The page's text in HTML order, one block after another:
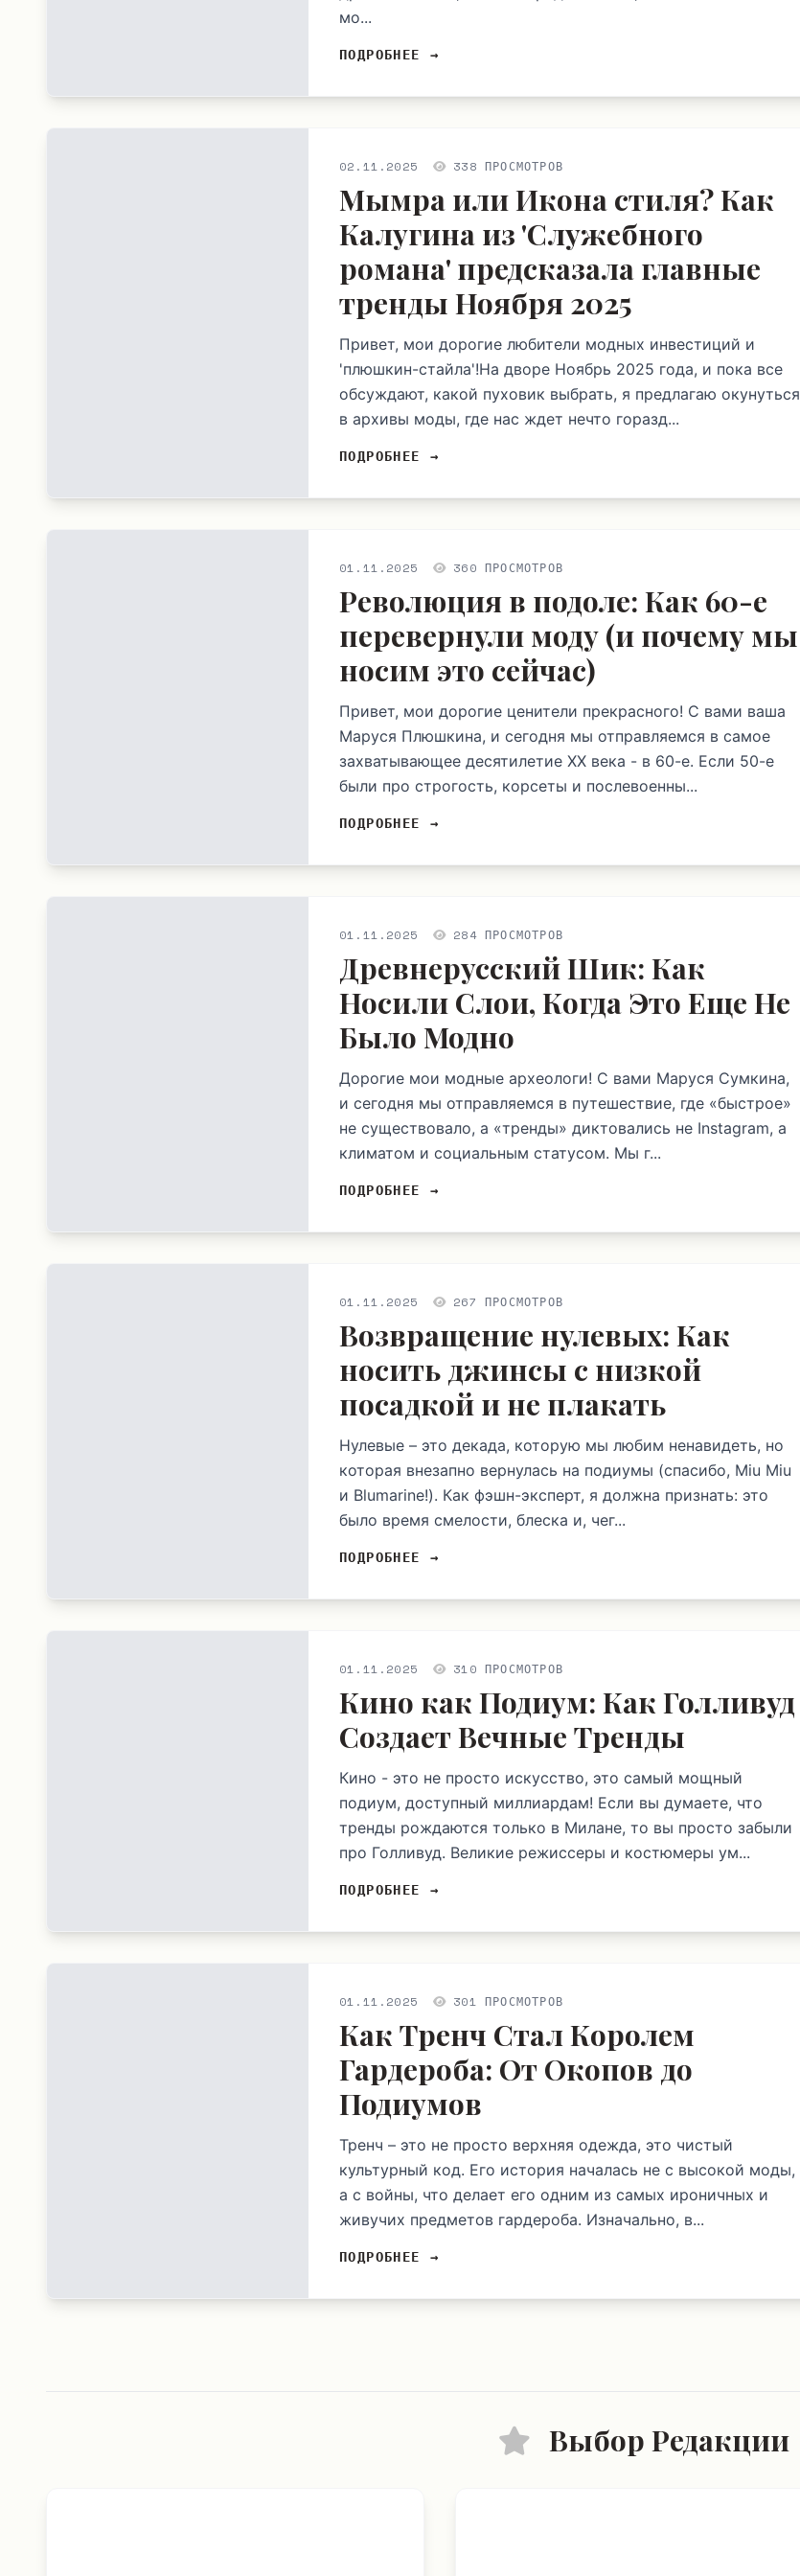
мо...
ПОДРОБНЕЕ →
02.11.2025 338 ПРОСМОТРОВ
Мымра или Икона стиля? Как
Калугина из 'Служебного
романа' предсказала главные
тренды Ноября 2025
Привет, мои дорогие любители модных инвестиций и
'плюшкин-стайла'!На дворе Ноябрь 2025 года, и пока все
обсуждают, какой пуховик выбрать, я предлагаю окунуться
в архивы моды, где нас ждет нечто горазд...
ПОДРОБНЕЕ →
01.11.2025 360 ПРОСМОТРОВ
Революция в подоле: Как 60-е
перевернули моду (и почему мы
носим это сейчас)
Привет, мои дорогие ценители прекрасного! С вами ваша
Маруся Плюшкина, и сегодня мы отправляемся в самое
захватывающее десятилетие XX века - в 60-е. Если 50-е
были про строгость, корсеты и послевоенны...
ПОДРОБНЕЕ →
01.11.2025 284 ПРОСМОТРОВ
Древнерусский Шик: Как
Носили Слои, Когда Это Еще Не
Было Модно
Дорогие мои модные археологи! С вами Маруся Сумкина,
и сегодня мы отправляемся в путешествие, где «быстрое»
не существовало, а «тренды» диктовались не Instagram, а
климатом и социальным статусом. Мы г...
ПОДРОБНЕЕ →
01.11.2025 267 ПРОСМОТРОВ
Возвращение нулевых: Как
носить джинсы с низкой
посадкой и не плакать
Нулевые – это декада, которую мы любим ненавидеть, но
которая внезапно вернулась на подиумы (спасибо, Miu Miu
и Blumarine!). Как фэшн-эксперт, я должна признать: это
было время смелости, блеска и, чег...
ПОДРОБНЕЕ →
01.11.2025 310 ПРОСМОТРОВ
Кино как Подиум: Как Голливуд
Создает Вечные Тренды
Кино - это не просто искусство, это самый мощный
подиум, доступный миллиардам! Если вы думаете, что
тренды рождаются только в Милане, то вы просто забыли
про Голливуд. Великие режиссеры и костюмеры ум...
ПОДРОБНЕЕ →
01.11.2025 301 ПРОСМОТРОВ
Как Тренч Стал Королем
Гардероба: От Окопов до
Подиумов
Тренч – это не просто верхняя одежда, это чистый
культурный код. Его история началась не с высокой моды,
а с войны, что делает его одним из самых ироничных и
живучих предметов гардероба. Изначально, в...
ПОДРОБНЕЕ →
Выбор Редакции